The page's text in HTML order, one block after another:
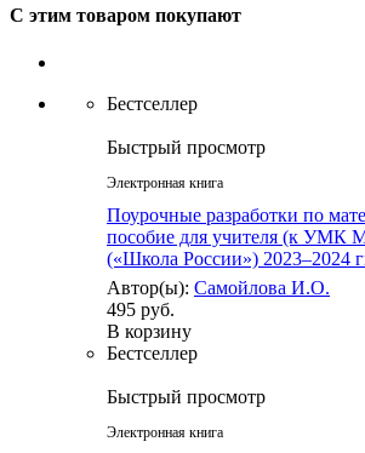
С этим товаром покупают
Бестселлер
Быстрый просмотр
Электронная книга
Поурочные разработки по
пособие для учителя (к УМК
(«Школа России») 2023–2024
Автор(ы): Самойлова И.О.
495 руб.
В корзину
Бестселлер
Быстрый просмотр
Электронная книга